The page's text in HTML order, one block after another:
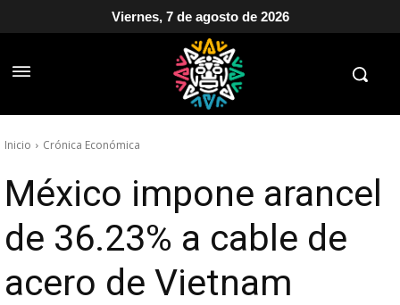
Viernes, 7 de agosto de 2026
Inicio Crónica Económica
México impone arancel
de 36.23% a cable de
acero de Vietnam